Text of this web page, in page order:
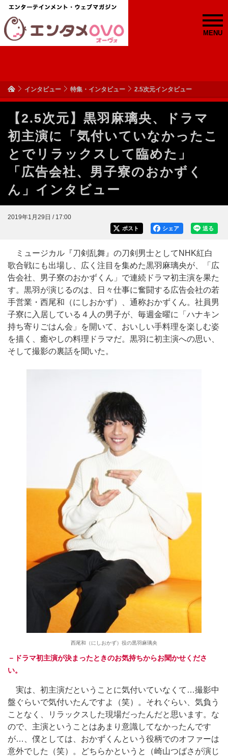
MENU
インタビュー 特集・インタビュー 2.5次元インタビュー
【2.5次元】黒羽麻璃央、ドラマ
初主演に「気付いていなかったこ
とでリラックスして臨めた」
「広告会社、男子寮のおかずく
ん」インタビュー
2019年1月29日 / 17:00
送る
シェア
ポスト
ミュージカル『刀剣乱舞』の刀剣男士としてNHK紅白
歌合戦にも出場し、広く注目を集めた黒羽麻璃央が、「広
告会社、男子寮のおかずくん」で連続ドラマ初主演を果た
す。黒羽が演じるのは、日々仕事に奮闘する広告会社の若
手営業・西尾和（にしおかず）、通称おかずくん。社員男
子寮に入居している４人の男子が、毎週金曜に「ハナキン
持ち寄りごはん会」を開いて、おいしい手料理を楽しむ姿
を描く、癒やしの料理ドラマだ。黒羽に初主演への思い、
そして撮影の裏話を聞いた。
西尾和（にしおかず）役の黒羽麻璃央
－ドラマ初主演が決まったときのお気持ちからお聞かせくださ
い。
実は、初主演だということに気付いていなくて…撮影中
盤ぐらいで気付いたんですよ（笑）。それぐらい、気負う
ことなく、リラックスした現場だったんだと思います。な
ので、主演ということはあまり意識してなかったんです
が…、僕としては、おかずくんという役柄でのオファーは
意外でした（笑）。どちらかというと（崎山つばさが演じ